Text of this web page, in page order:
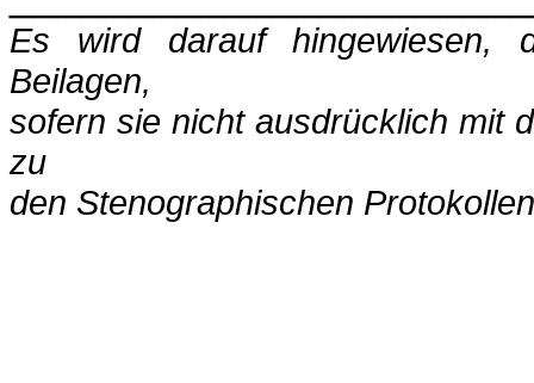
Es wird darauf hingewiesen,
Beilagen,
sofern sie nicht ausdrücklich mit
zu
den Stenographischen